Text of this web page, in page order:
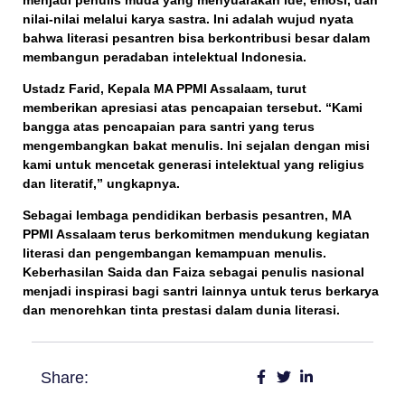
nilai-nilai melalui karya sastra. Ini adalah wujud nyata
bahwa literasi pesantren bisa berkontribusi besar dalam
membangun peradaban intelektual Indonesia.
Ustadz Farid, Kepala MA PPMI Assalaam, turut
memberikan apresiasi atas pencapaian tersebut. “Kami
bangga atas pencapaian para santri yang terus
mengembangkan bakat menulis. Ini sejalan dengan misi
kami untuk mencetak generasi intelektual yang religius
dan literatif,” ungkapnya.
Sebagai lembaga pendidikan berbasis pesantren, MA
PPMI Assalaam terus berkomitmen mendukung kegiatan
literasi dan pengembangan kemampuan menulis.
Keberhasilan Saida dan Faiza sebagai penulis nasional
menjadi inspirasi bagi santri lainnya untuk terus berkarya
dan menorehkan tinta prestasi dalam dunia literasi.
Share: